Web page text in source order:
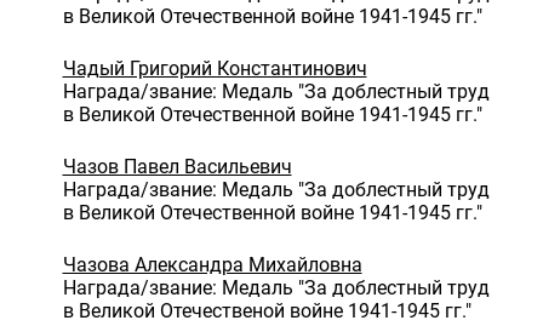
в Великой Отечественной войне 1941-1945 гг."
Чадый Григорий Константинович
Награда/звание: Медаль "За доблестный труд
в Великой Отечественной войне 1941-1945 гг."
Чазов Павел Васильевич
Награда/звание: Медаль "За доблестный труд
в Великой Отечественной войне 1941-1945 гг."
Чазова Александра Михайловна
Награда/звание: Медаль "За доблестный труд
в Великой Отечественой войне 1941-1945 гг."